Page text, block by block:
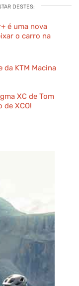
DESTES:
é uma nova
o carro na
da KTM Macina
XC de Tom
de XCO!